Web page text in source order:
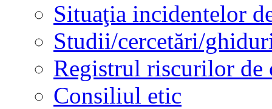
Situaţia incidentelor
Studii/cercetări/
Registrul riscurilor de
Consiliul etic